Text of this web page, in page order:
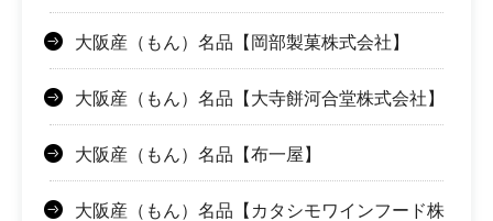
大阪産（もん）名品【岡部製菓株式会社】
大阪産（もん）名品【大寺餅河合堂株式会社】
大阪産（もん）名品【布一屋】
大阪産（もん）名品【カタシモワインフード株